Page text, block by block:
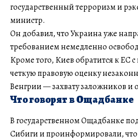
государственный терроризм и
министр.
Он добавил, что Украина уже
требованием немедленно
Кроме того, Киев обратится к ЕС
четкую правовую оценку
Венгрии — захвату заложников и
Что говорят в Ощадбанке
В государственном Ощадбанке
Сибиги и проинформировали,